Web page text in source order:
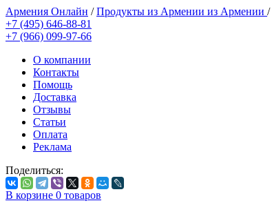
Армения Онлайн /Продукты из Армении из Армении /
+7 (495) 646-88-81
+7 (966) 099-97-66
О компании
Контакты
Помощь
Доставка
Отзывы
Статьи
Оплата
Реклама
Поделиться:
В корзине 0 товаров